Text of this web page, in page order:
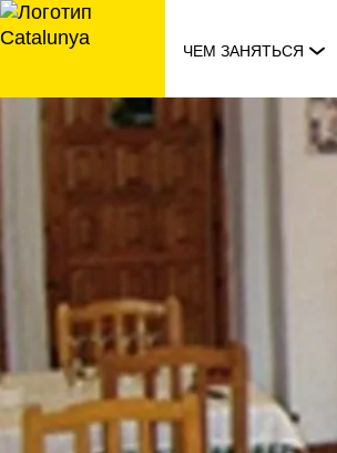
перейти
к
ЧЕМ ЗАНЯТЬСЯ